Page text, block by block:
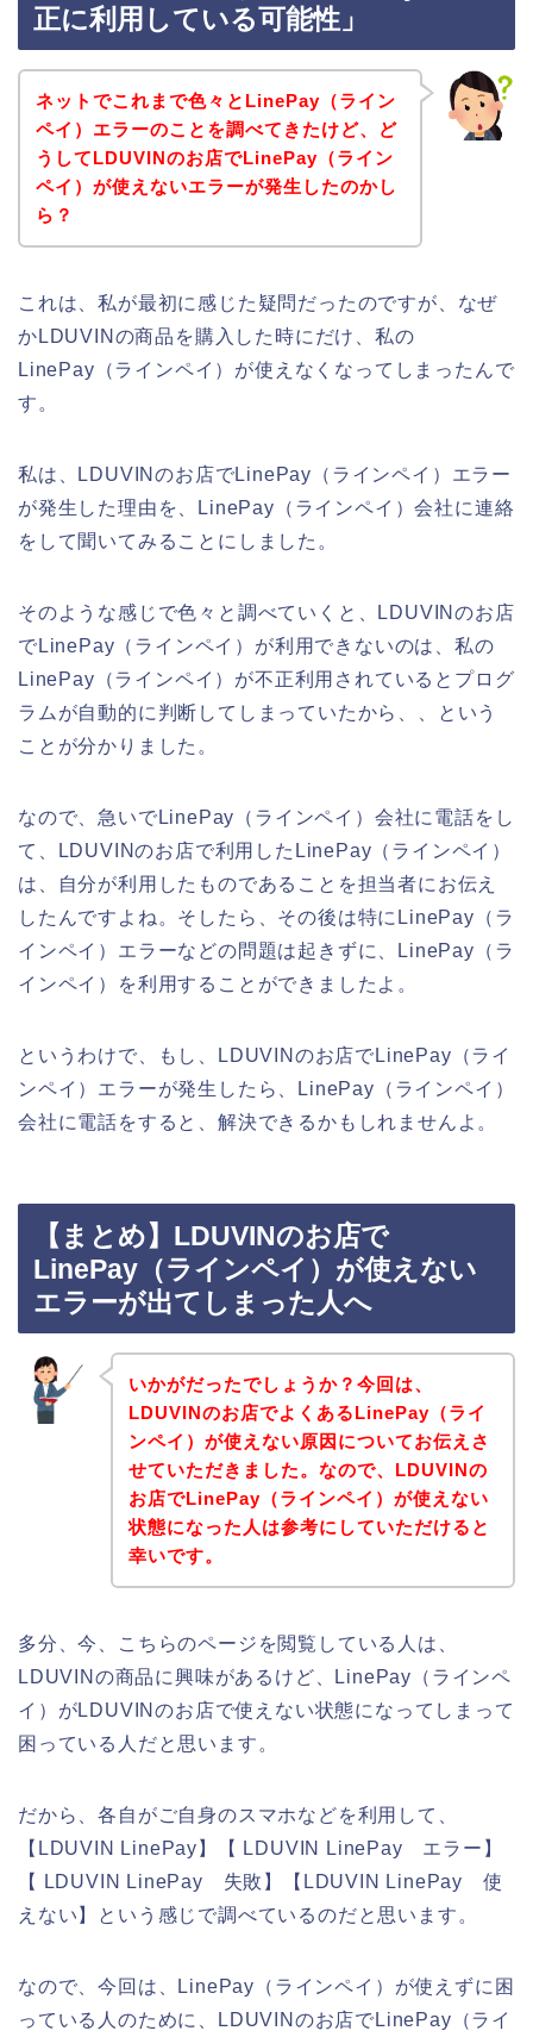
正に利用している可能性」
ネットでこれまで色々とLinePay（ライン
ペイ）エラーのことを調べてきたけど、ど
うしてLDUVINのお店でLinePay（ライン
ペイ）が使えないエラーが発生したのかし
ら？
これは、私が最初に感じた疑問だったのですが、なぜ
かLDUVINの商品を購入した時にだけ、私の
LinePay（ラインペイ）が使えなくなってしまったんで
す。
私は、LDUVINのお店でLinePay（ラインペイ）エラー
が発生した理由を、LinePay（ラインペイ）会社に連絡
をして聞いてみることにしました。
そのような感じで色々と調べていくと、LDUVINのお店
でLinePay（ラインペイ）が利用できないのは、私の
LinePay（ラインペイ）が不正利用されているとプログ
ラムが自動的に判断してしまっていたから、、という
ことが分かりました。
なので、急いでLinePay（ラインペイ）会社に電話をし
て、LDUVINのお店で利用したLinePay（ラインペイ）
は、自分が利用したものであることを担当者にお伝え
したんですよね。そしたら、その後は特にLinePay（ラ
インペイ）エラーなどの問題は起きずに、LinePay（ラ
インペイ）を利用することができましたよ。
というわけで、もし、LDUVINのお店でLinePay（ライ
ンペイ）エラーが発生したら、LinePay（ラインペイ）
会社に電話をすると、解決できるかもしれませんよ。
【まとめ】LDUVINのお店で
LinePay（ラインペイ）が使えない
エラーが出てしまった人へ
いかがだったでしょうか？今回は、
LDUVINのお店でよくあるLinePay（ライ
ンペイ）が使えない原因についてお伝えさ
せていただきました。なので、LDUVINの
お店でLinePay（ラインペイ）が使えない
状態になった人は参考にしていただけると
幸いです。
多分、今、こちらのページを閲覧している人は、
LDUVINの商品に興味があるけど、LinePay（ラインペ
イ）がLDUVINのお店で使えない状態になってしまって
困っている人だと思います。
だから、各自がご自身のスマホなどを利用して、
【LDUVIN LinePay】【 LDUVIN LinePay エラー】
【 LDUVIN LinePay 失敗】【LDUVIN LinePay 使
えない】という感じで調べているのだと思います。
なので、今回は、LinePay（ラインペイ）が使えずに困
っている人のために、LDUVINのお店でLinePay（ライ